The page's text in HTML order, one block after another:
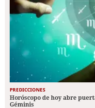
PREDICCIONES
Horóscopo de hoy abre
Géminis